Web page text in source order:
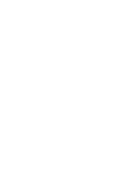
auparavant
n’avez
vous avait
alors : "Allah
lui." Ainsi
d’Allah sans
[leur action]